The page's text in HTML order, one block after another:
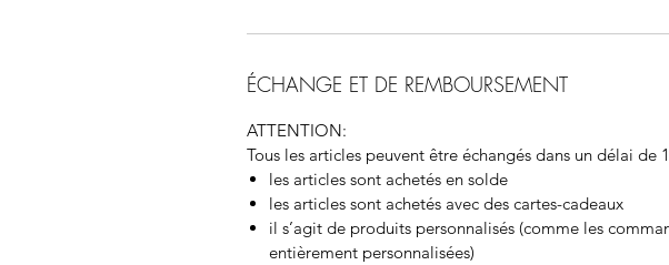
ÉCHANGE ET DE REMBOURSEMENT
ATTENTION:
Tous les articles peuvent être échangés dans un délai de
les articles sont achetés en solde
les articles sont achetés avec des cartes-cadeaux
il s’agit de produits personnalisés (comme les
entièrement personnalisées)